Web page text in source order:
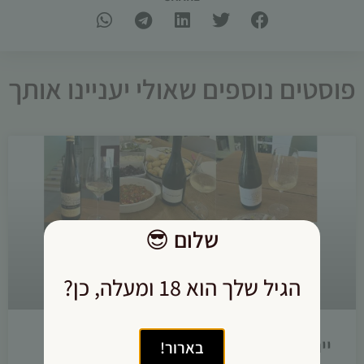
פוסטים נוספים שאולי יעניינו אותך
יינות לתחילת הקיץ
שלום 😎
הגיל שלך הוא 18 ומעלה, כן?
בארור!